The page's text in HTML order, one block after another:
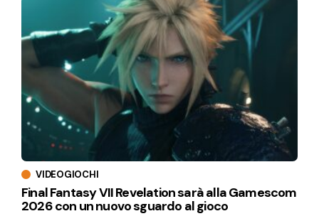
VIDEOGIOCHI
Final Fantasy VII Revelation sarà alla Gamescom
2026 con un nuovo sguardo al gioco